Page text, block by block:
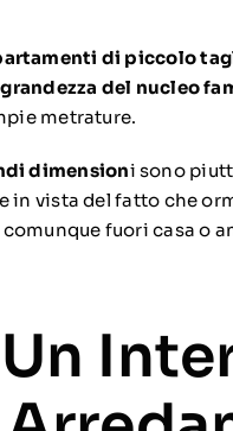
di piccolo
del nucleo
metrature.
dimensioni sono
in vista del fatto che
fuori casa o